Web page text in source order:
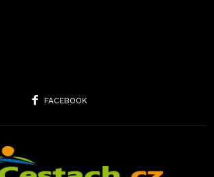
FACEBOOK